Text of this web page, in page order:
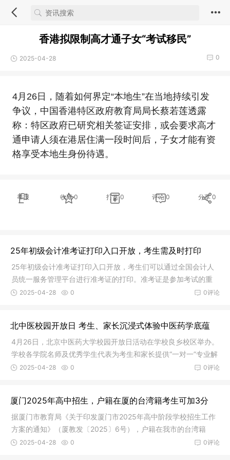
香港拟限制高才通子女“考试移民”
2025-04-28 0
4月26日，随着如何界定“本地生”在当地持续引发
争议，中国香港特区政府教育局局长蔡若莲透露
称：特区政府已研究相关签证安排，或会要求高才
通申请人须在港居住满一段时间后，子女才能有资
格享受本地生身份待遇。
举报 收藏0 打赏0 评论0 分享0
25年初级会计准考证打印入口开放，考生需及时打印
25年初级会计准考证打印入口开放，考生们可以通过全国会计人
员统一服务管理平台进行准考证的打印。准考证是参加考试的重
要凭证，
0评论
2025-04-28 0
北中医校园开放日 考生、家长沉浸式体验中医药学底蕴
4月26日，北京中医药大学校园开放日活动在学校良乡校区举办。
学校各学院名师及优秀学生代表为考生和家长提供“一对一”专业解
答
0评论
2025-04-28 0
厦门2025年高中招生，户籍在厦的台湾籍考生可加3分
据厦门市教育局《关于印发厦门市2025年高中阶段学校招生工作
方案的通知》（厦教发〔2025〕6号），户籍在我市的台湾籍
（含金门、
0评论
2025-04-28 0